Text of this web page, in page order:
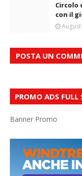
Circolo
con il
POSTA UN
PROMO ADS FULL
Banner Promo